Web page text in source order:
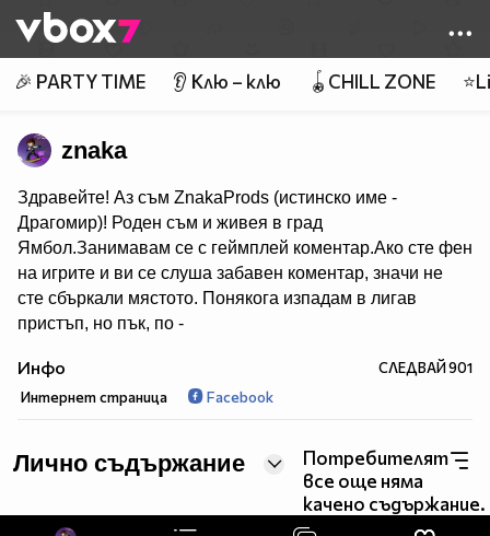
👾
🎉 PARTY TIME 👂 Клю – клю 🪀CHILL ZONE
znaka
Здравейте! Аз съм ZnakaProds (истинско име -
Драгомир)! Роден съм и живея в град
Ямбол.Занимавам се с геймплей коментар.Ако сте фен
на игрите и ви се слуша забавен коментар, значи не
сте сбъркали мястото. Понякога изпадам в лигав
пристъп, но пък, по -
:) Ако това, което правя ви харесва, може да се
абонирате! ^^
да играя, и да ви добавям където и да било!
*За продуктово позициониране - имейлът за бизнес
For inquiries see the email below.
Инфо СЛЕДВАЙ901
Интернет страница Facebook
Лично съдържание
Потребителят
все още няма
качено съдържание.